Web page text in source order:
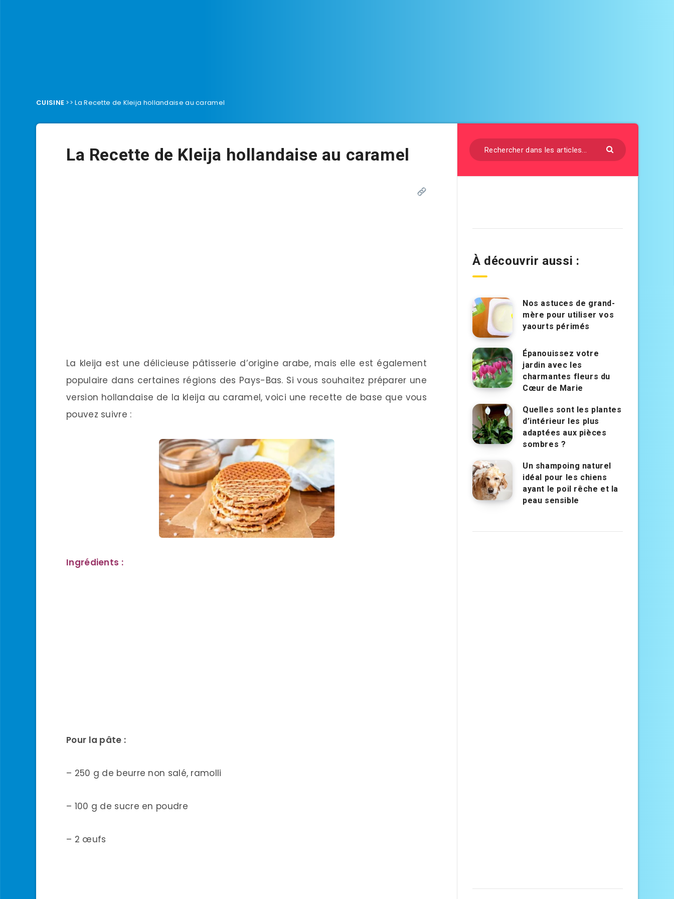
CUISINE >>La Recette de Kleija hollandaise au caramel
La Recette de Kleija hollandaise au caramel
La kleija est une délicieuse pâtisserie d’origine arabe, mais elle est également
populaire dans certaines régions des Pays-Bas. Si vous souhaitez préparer une
version hollandaise de la kleija au caramel, voici une recette de base que vous
pouvez suivre :
Ingrédients :
Pour la pâte :
– 250 g de beurre non salé, ramolli
– 100 g de sucre en poudre
– 2 œufs
À découvrir aussi :
Nos astuces de grand-
mère pour utiliser vos
yaourts périmés
Épanouissez votre
jardin avec les
charmantes fleurs du
Cœur de Marie
Quelles sont les plantes
d’intérieur les plus
adaptées aux pièces
sombres ?
Un shampoing naturel
idéal pour les chiens
ayant le poil rêche et la
peau sensible